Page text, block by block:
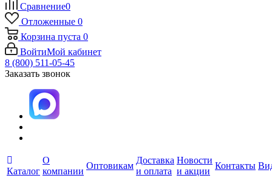
Сравнение0
Отложенные 0
Корзина пуста 0
ВойтиМой кабинет
8 (800) 511-05-45
Заказать звонок
Каталог
О
компании
Оптовикам
Доставка
и оплата
Новости
и акции
Контакты